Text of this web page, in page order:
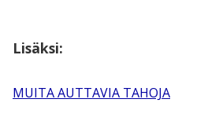
Lisäksi:
MUITA AUTTAVIA TAHOJA